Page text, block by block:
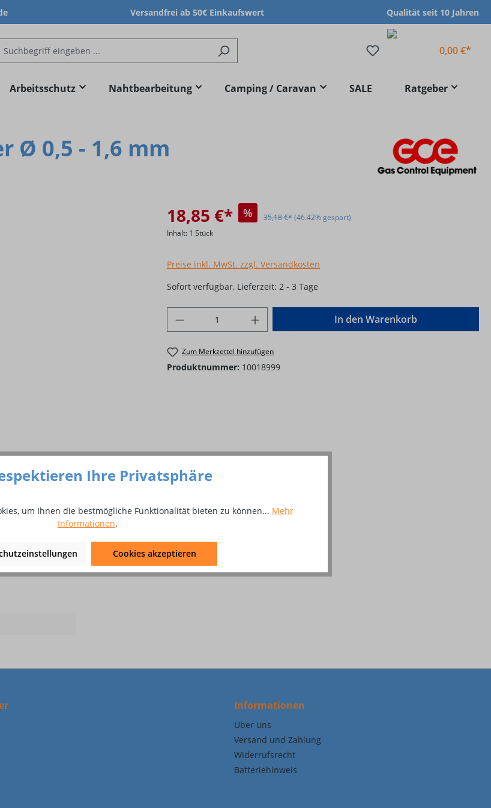
Versandfrei ab 50€ Einkaufswert Qualität seit 10 Jahren
0,00 €*
Arbeitsschutz Nahtbearbeitung Camping / Caravan SALE Ratgeber
Ø 0,5 - 1,6 mm
18,85 €* % 35,18 €*(46.42% gespart)
Inhalt: 1 Stück
Preise inkl. MwSt. zzgl. Versandkosten
Sofort verfügbar, Lieferzeit: 2 - 3 Tage
Produkt Anzahl: Gib den gewünschten Wert
In den Warenkorb
Zum Merkzettel hinzufügen
Produktnummer: 10018999
Ø 0,5 - 1,6 mm"
Informationen
Über uns
Versand und Zahlung
Widerrufsrecht
Batteriehinweis
Ihre Privatsphäre
um Ihnen die bestmögliche Funktionalität bieten zu können... Mehr
Informationen.
Cookies akzeptieren